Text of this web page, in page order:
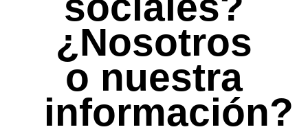
¿Nosotros
o nuestra
información?